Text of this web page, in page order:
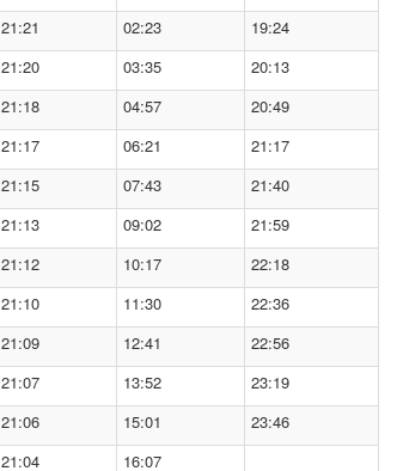
21:21 02:23
19:24
21:20 03:35
20:13
21:18 04:57
20:49
21:17 06:21
21:17
21:15 07:43
21:40
21:13 09:02
21:59
21:12 10:17
22:18
21:10 11:30
22:36
21:09 12:41
22:56
21:07 13:52
23:19
21:06 15:01
23:46
21:04
16:07